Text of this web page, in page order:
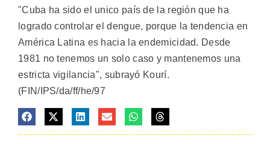
"Cuba ha sido el unico país de la región que ha
logrado controlar el dengue, porque la tendencia en
América Latina es hacia la endemicidad. Desde
1981 no tenemos un solo caso y mantenemos una
estricta vigilancia", subrayó Kourí.
(FIN/IPS/da/ff/he/97